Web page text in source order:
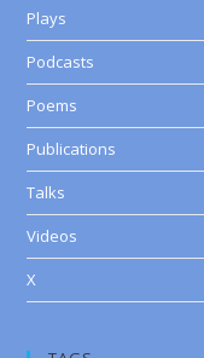
Plays
Podcasts
Poems
Publications
Talks
Videos
X